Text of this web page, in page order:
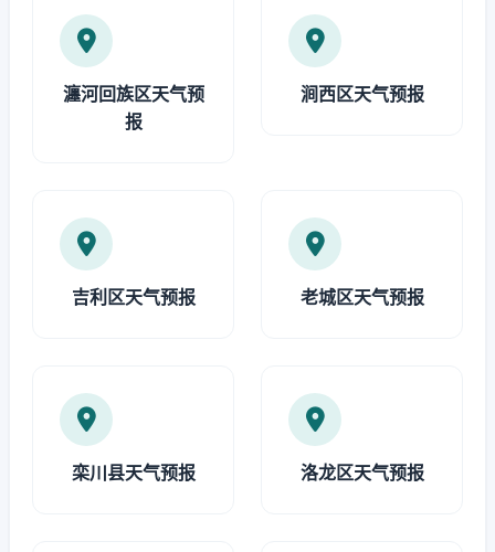
瀍河回族区天气预
报
涧西区天气预报
吉利区天气预报 老城区天气预报
栾川县天气预报 洛龙区天气预报